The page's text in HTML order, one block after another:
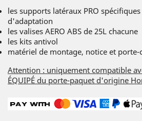
les supports latéraux PRO
d'adaptation
les valises AERO ABS de 25L chacune
les kits antivol
matériel de montage, notice et
Attention : uniquement compatible
ÉQUIPÉ du porte-paquet d'origine